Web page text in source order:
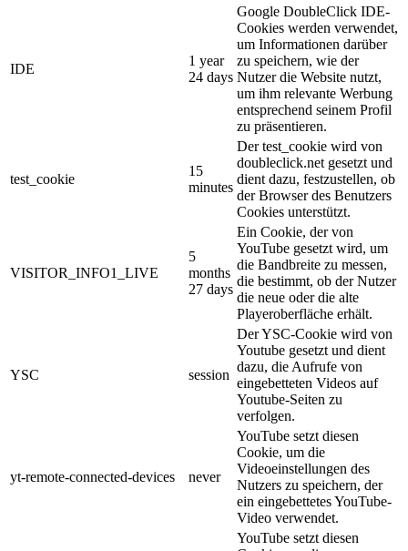
IDE
1 year
24 days
Google DoubleClick IDE-
Cookies werden verwendet,
um Informationen darüber
zu speichern, wie der
Nutzer die Website nutzt,
um ihm relevante Werbung
entsprechend seinem Profil
zu präsentieren.
test_cookie
15
minutes
Der test_cookie wird von
doubleclick.net gesetzt und
dient dazu, festzustellen, ob
der Browser des Benutzers
Cookies unterstützt.
VISITOR_INFO1_LIVE
5
months
27 days
Ein Cookie, der von
YouTube gesetzt wird, um
die Bandbreite zu messen,
die bestimmt, ob der Nutzer
die neue oder die alte
Playeroberfläche erhält.
YSC session
Der YSC-Cookie wird von
Youtube gesetzt und dient
dazu, die Aufrufe von
eingebetteten Videos auf
Youtube-Seiten zu
verfolgen.
yt-remote-connected-devices never
YouTube setzt diesen
Cookie, um die
Videoeinstellungen des
Nutzers zu speichern, der
ein eingebettetes YouTube-
Video verwendet.
YouTube setzt diesen